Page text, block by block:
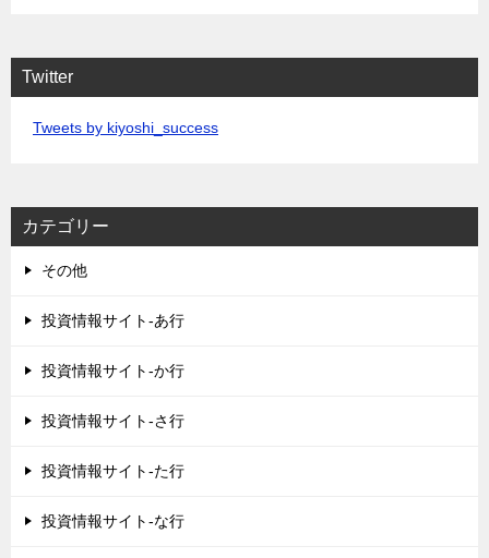
Twitter
Tweets by kiyoshi_success
カテゴリー
その他
投資情報サイト-あ行
投資情報サイト-か行
投資情報サイト-さ行
投資情報サイト-た行
投資情報サイト-な行